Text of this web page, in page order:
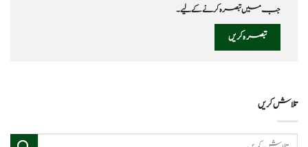
جب میں تبصرہ کرنے کےلیے۔
تلاش کریں